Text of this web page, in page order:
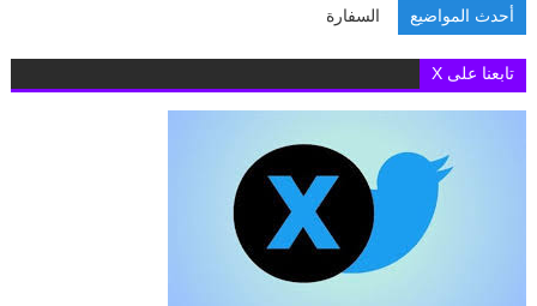
أحدث المواضيع السفارة البريطاني
تابعنا على X